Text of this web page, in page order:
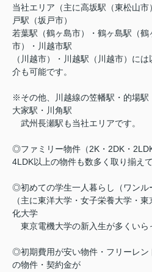
当社エリア（主に高坂駅（東松山
戸駅（坂戸市）
若葉駅（鶴ヶ島市）・鶴ヶ島駅（
市）・川越市駅
（川越市）・川越駅（川越市）に
介も可能です。
※その他、川越線の笠幡駅・的場
大家駅・川角駅
武州長瀬駅も当社エリアです。
◎ファミリー物件（2K・2DK・
4LDK以上の物件も数多く取り揃えて
◎初めての学生一人暮らし（ワンル
（主に東洋大学・女子栄養大学・
化大学
東京電機大学の新入生が多くいら
◎初期費用が安い物件・フリーレン
の物件・契約金が